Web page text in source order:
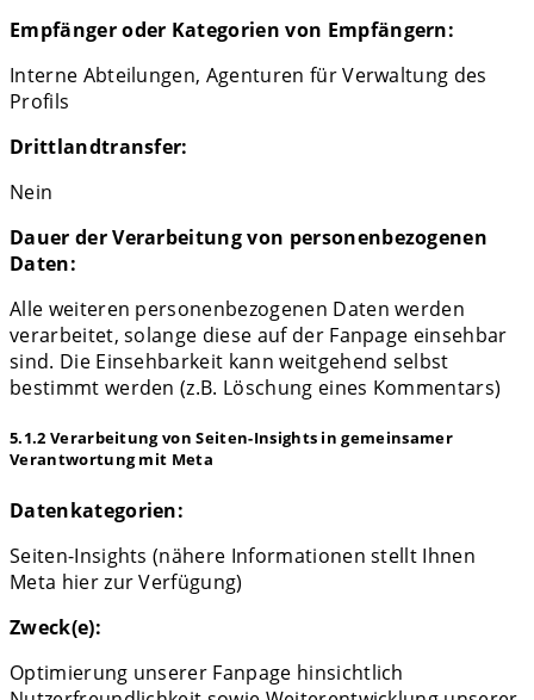
Empfänger oder Kategorien von Empfängern:
Interne Abteilungen, Agenturen für Verwaltung des
Profils
Drittlandtransfer:
Nein
Dauer der Verarbeitung von personenbezogenen
Daten:
Alle weiteren personenbezogenen Daten werden
verarbeitet, solange diese auf der Fanpage einsehbar
sind. Die Einsehbarkeit kann weitgehend selbst
bestimmt werden (z.B. Löschung eines Kommentars)
5.1.2 Verarbeitung von Seiten-Insights in gemeinsamer
Verantwortung mit Meta
Datenkategorien:
Seiten-Insights (nähere Informationen stellt Ihnen
Meta hier zur Verfügung)
Zweck(e):
Optimierung unserer Fanpage hinsichtlich